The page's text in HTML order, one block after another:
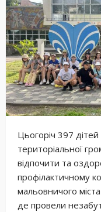
Цьогоріч 397 дітей
територіальної
відпочити та
профілактичному
мальовничого
де провели